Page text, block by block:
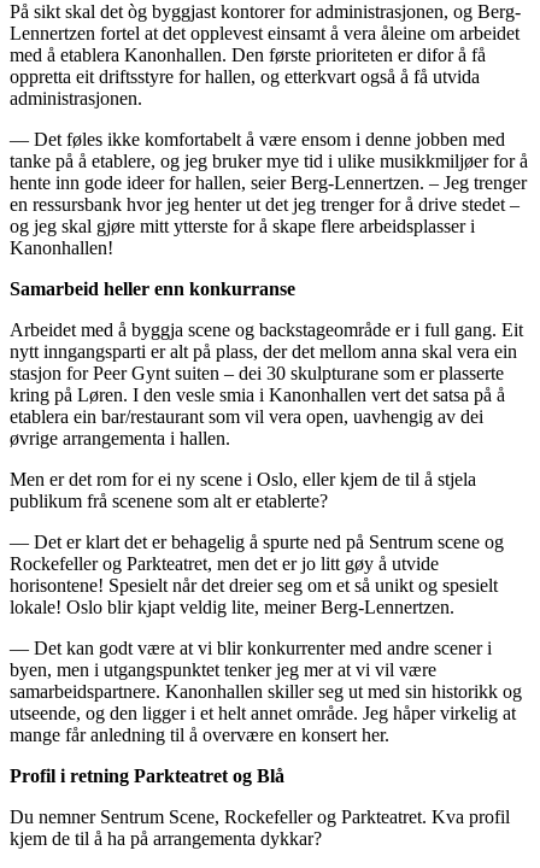
På sikt skal det òg byggjast kontorer for administrasjonen, og Berg-
Lennertzen fortel at det opplevest einsamt å vera åleine om arbeidet
med å etablera Kanonhallen. Den første prioriteten er difor å få
oppretta eit driftsstyre for hallen, og etterkvart også å få utvida
administrasjonen.
— Det føles ikke komfortabelt å være ensom i denne jobben med
tanke på å etablere, og jeg bruker mye tid i ulike musikkmiljøer for å
hente inn gode ideer for hallen, seier Berg-Lennertzen. – Jeg trenger
en ressursbank hvor jeg henter ut det jeg trenger for å drive stedet –
og jeg skal gjøre mitt ytterste for å skape flere arbeidsplasser i
Kanonhallen!
Samarbeid heller enn konkurranse
Arbeidet med å byggja scene og backstageområde er i full gang. Eit
nytt inngangsparti er alt på plass, der det mellom anna skal vera ein
stasjon for Peer Gynt suiten – dei 30 skulpturane som er plasserte
kring på Løren. I den vesle smia i Kanonhallen vert det satsa på å
etablera ein bar/restaurant som vil vera open, uavhengig av dei
øvrige arrangementa i hallen.
Men er det rom for ei ny scene i Oslo, eller kjem de til å stjela
publikum frå scenene som alt er etablerte?
— Det er klart det er behagelig å spurte ned på Sentrum scene og
Rockefeller og Parkteatret, men det er jo litt gøy å utvide
horisontene! Spesielt når det dreier seg om et så unikt og spesielt
lokale! Oslo blir kjapt veldig lite, meiner Berg-Lennertzen.
— Det kan godt være at vi blir konkurrenter med andre scener i
byen, men i utgangspunktet tenker jeg mer at vi vil være
samarbeidspartnere. Kanonhallen skiller seg ut med sin historikk og
utseende, og den ligger i et helt annet område. Jeg håper virkelig at
mange får anledning til å overvære en konsert her.
Profil i retning Parkteatret og Blå
Du nemner Sentrum Scene, Rockefeller og Parkteatret. Kva profil
kjem de til å ha på arrangementa dykkar?